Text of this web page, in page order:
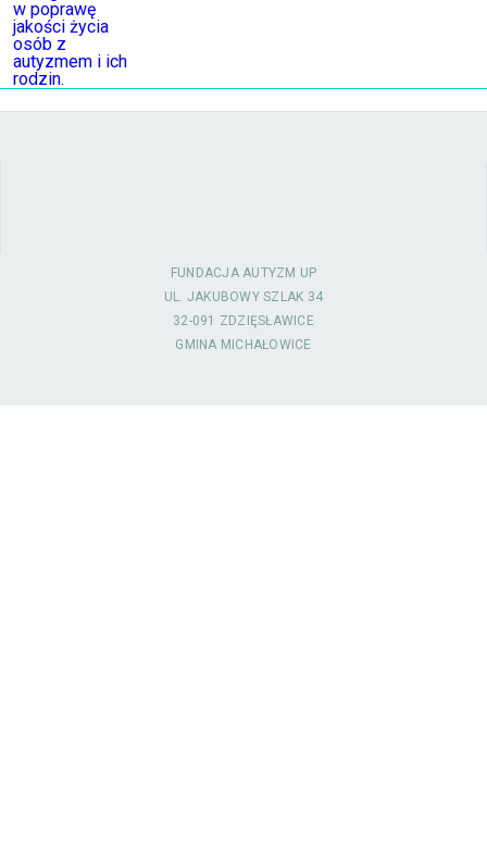
FUNDACJA AUTYZM UP
UL. JAKUBOWY SZLAK 34
32-091 ZDZIĘSŁAWICE
GMINA MICHAŁOWICE